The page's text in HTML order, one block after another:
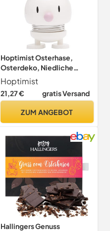
Hoptimist Osterhase,
Osterdeko, Niedliche
Tischdeko zu Ostern, Kleine
Ostergeschenke
Erwachsene, Frühlingsdeko
Hoptimist
21,27 € gratis Versand
ZUM ANGEBOT
Hallingers Genuss